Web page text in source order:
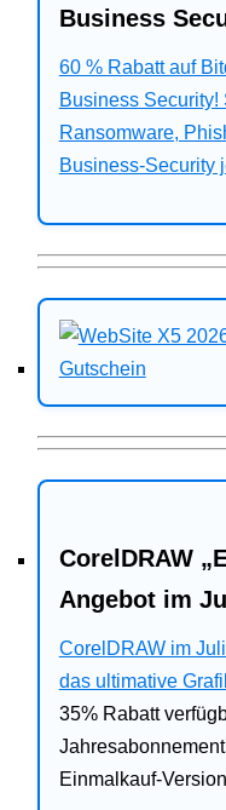
Business
60 % Rabatt auf
Business
Ransomware,
Business-Security
CorelDRAW
Angebot im
CorelDRAW im
das ultimative
35% Rabatt
Einmalkauf-Version